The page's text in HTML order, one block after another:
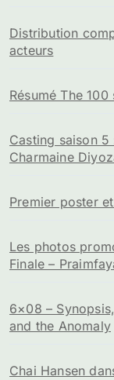
Distribution
acteurs
Résumé The
Casting saison 5
Charmaine
Premier poster
Les photos
Finale –
6×08 –
and the Anomaly
Chai Hansen